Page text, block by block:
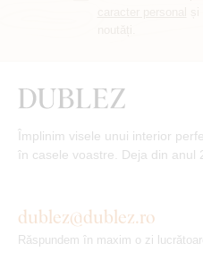
Împlinim visele unui interior
în casele voastre. Deja din anul
dublez@dublez.ro
Răspundem în maxim o zi